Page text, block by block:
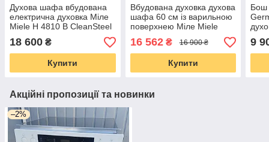
Духова шафа вбудована
електрична духовка Міле
Miele H 4810 B CleanSteel
76л б/у
18 600 ₴
Купити
Вбудована духовка духова
шафа 60 см із варильною
поверхнею Міле Miele
H2265-1BP комплект
піроліз білий б/у
16 562₴ 16 900 ₴
Купити
Бош
9
Акційні пропозиції та новинки
–2%